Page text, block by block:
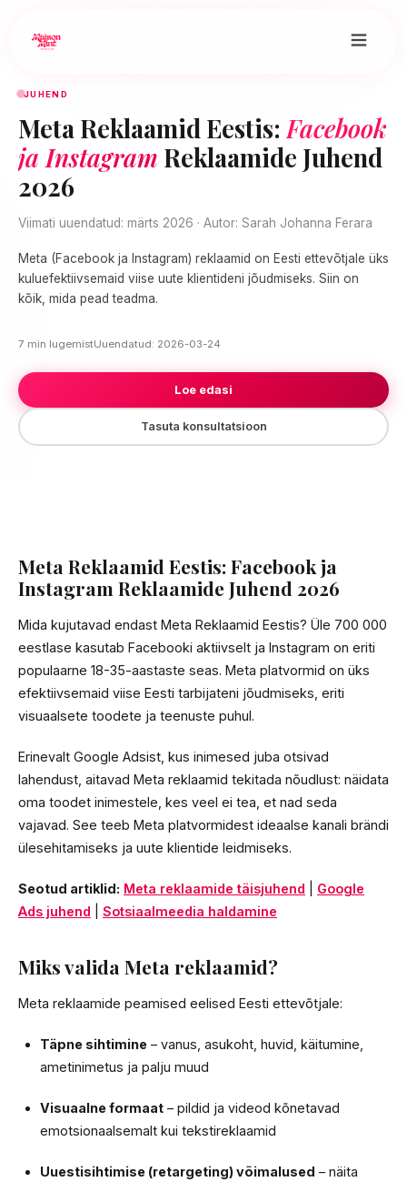
JUHEND
Meta Reklaamid Eestis: Facebook
ja Instagram Reklaamide Juhend
2026
Viimati uuendatud: märts 2026 · Autor: Sarah Johanna Ferara
Meta (Facebook ja Instagram) reklaamid on Eesti ettevõtjale üks
kuluefektiivsemaid viise uute klientideni jõudmiseks. Siin on
kõik, mida pead teadma.
7 min lugemistUuendatud: 2026-03-24
Loe edasi
Tasuta konsultatsioon
Meta Reklaamid Eestis: Facebook ja
Instagram Reklaamide Juhend 2026
Mida kujutavad endast Meta Reklaamid Eestis? Üle 700 000
eestlase kasutab Facebooki aktiivselt ja Instagram on eriti
populaarne 18-35-aastaste seas. Meta platvormid on üks
efektiivsemaid viise Eesti tarbijateni jõudmiseks, eriti
visuaalsete toodete ja teenuste puhul.
Erinevalt Google Adsist, kus inimesed juba otsivad
lahendust, aitavad Meta reklaamid tekitada nõudlust: näidata
oma toodet inimestele, kes veel ei tea, et nad seda
vajavad. See teeb Meta platvormidest ideaalse kanali brändi
ülesehitamiseks ja uute klientide leidmiseks.
Seotud artiklid: Meta reklaamide täisjuhend
Google
Ads juhend
Sotsiaalmeedia haldamine
Miks valida Meta reklaamid?
Meta reklaamide peamised eelised Eesti ettevõtjale:
Täpne sihtimine – vanus, asukoht, huvid, käitumine,
ametinimetus ja palju muud
Visuaalne formaat – pildid ja videod kõnetavad
emotsionaalsemalt kui tekstireklaamid
Uuestisihtimise (retargeting) võimalused – näita